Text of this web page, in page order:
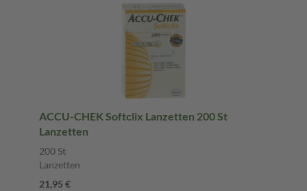
ACCU-CHEK Softclix Lanzetten 200 St
Lanzetten
200 St
Lanzetten
21,95 €